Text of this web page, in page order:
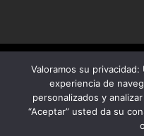
©
Política de
Valoramos su
experiencia de
personalizados y
“Aceptar” usted da su